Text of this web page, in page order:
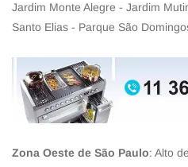
Jardim Monte Alegre - Jardim
Santo Elias - Parque São
Zona Oeste de São Paulo: Alto